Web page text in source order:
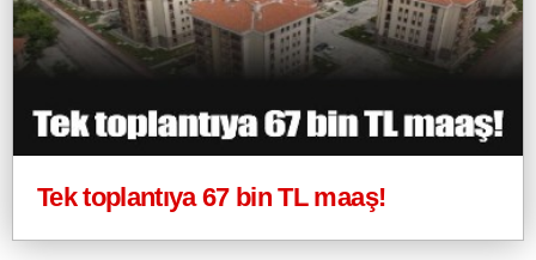
Tek toplantıya 67 bin TL maaş!